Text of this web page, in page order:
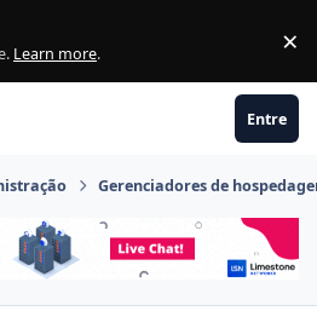
Learn more. ×
Entre
Gerenciadores de